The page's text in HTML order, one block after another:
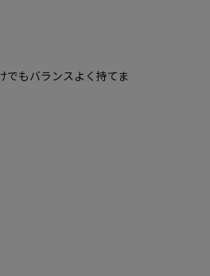
でもバランスよく持てま